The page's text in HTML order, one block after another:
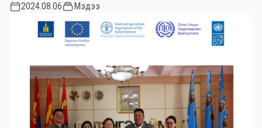
2024.08.06 Мэдээ